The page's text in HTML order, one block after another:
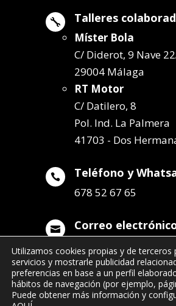
 Talleres
Míster Bola
C/ Diderot, 9 Nave
29004 Málaga
RT Motor
C/ Datilero, 8
Pol. Ind. La Palmera
41703 - Dos
 Teléfono y
678 52 67 65
 Correo
Utilizamos cookies propias y de terceros
servicios y mostrarle publicidad
preferencias en base a un perfil
hábitos de navegación (por ejemplo,
Puede obtener más información y